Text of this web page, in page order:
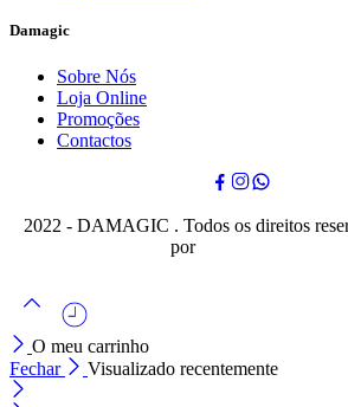
Damagic
Sobre Nós
Loja Online
Promoções
Contactos
2022 - DAMAGIC . Todos os direitos
por
O meu carrinho
Fechar
Visualizado recentemente